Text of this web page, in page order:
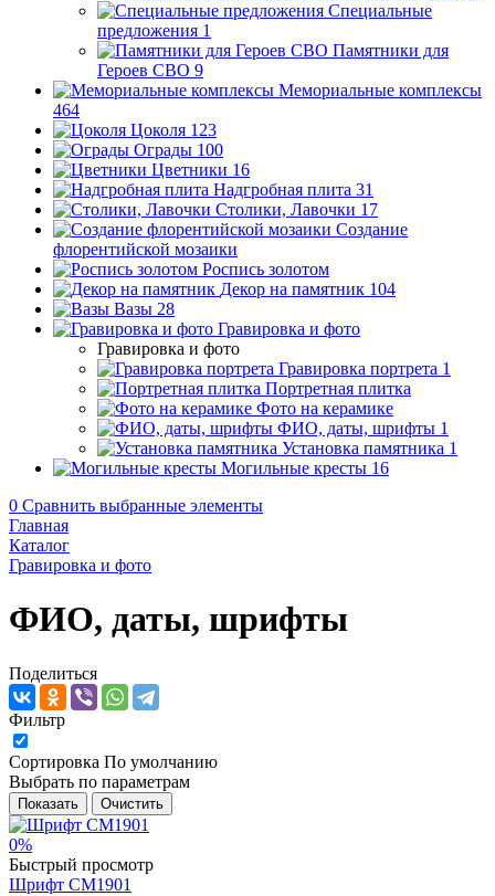
Специальные
предложения 1
Памятники для
Героев СВО 9
Мемориальные комплексы
464
Цоколя 123
Ограды 100
Цветники 16
Надгробная плита 31
Столики, Лавочки 17
Создание
флорентийской мозаики
Роспись золотом
Декор на памятник 104
Вазы 28
Гравировка и фото
Гравировка и фото
Гравировка портрета 1
Портретная плитка
Фото на керамике
ФИО, даты, шрифты 1
Установка памятника 1
Могильные кресты 16
0 Сравнить выбранные элементы
Главная
Каталог
Гравировка и фото
ФИО, даты, шрифты
Поделиться
Фильтр
Сортировка По умолчанию
Выбрать по параметрам
Показать Очистить
0%
Быстрый просмотр
Шрифт CM1901